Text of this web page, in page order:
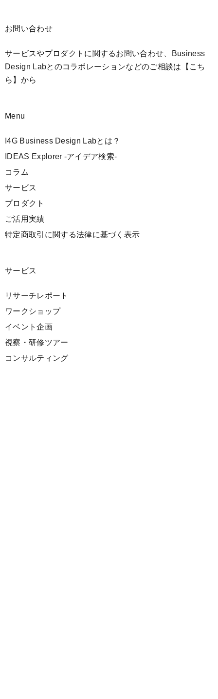
お問い合わせ
サービスやプロダクトに関するお問い合わせ、Business
Design Labとのコラボレーションなどのご相談は 【こち
ら】 から
Menu
I4G Business Design Labとは？
IDEAS Explorer -アイデア検索-
コラム
サービス
プロダクト
ご活用実績
特定商取引に関する法律に基づく表示
サービス
リサーチレポート
ワークショップ
イベント企画
視察・研修ツアー
コンサルティング